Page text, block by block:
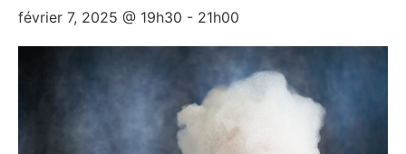
février 7, 2025 @ 19h30 - 21h00